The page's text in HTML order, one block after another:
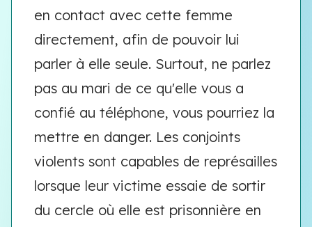
en contact avec cette femme
directement, afin de pouvoir lui
parler à elle seule. Surtout, ne parlez
pas au mari de ce qu'elle vous a
confié au téléphone, vous pourriez la
mettre en danger. Les conjoints
violents sont capables de représailles
lorsque leur victime essaie de sortir
du cercle où elle est prisonnière en